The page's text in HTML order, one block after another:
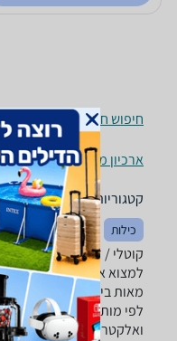
חיפוש חנויות קוטלי / דוחי
ארכיון מוצרים
קטגוריות משלימות
כילות
למצוא את הקוטל/דוחה
מאות ביקורות על קוטל/
לפי מותג , סוג ועוד,
ואלקטרוניקה ותקבל